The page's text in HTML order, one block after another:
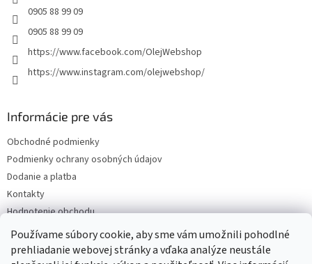
Používame súbory cookie, aby sme vám umožnili pohodlné
prehliadanie webovej stránky a vďaka analýze neustále
0905 88 99 09
0905 88 99 09
https://www.facebook.com/OlejWebshop
https://www.instagram.com/olejwebshop/
Informácie pre vás
Obchodné podmienky
Podmienky ochrany osobných údajov
Dodanie a platba
Kontakty
Hodnotenie obchodu
Blog